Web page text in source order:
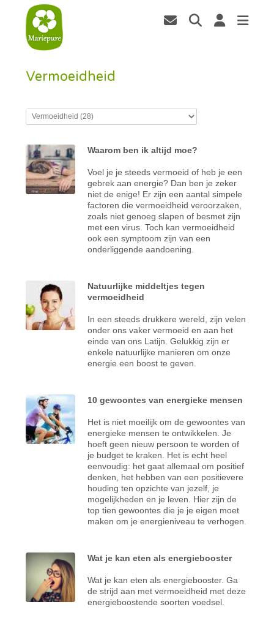
Vermoeidheid
Waarom ben ik altijd moe?
Voel je je steeds vermoeid of heb je een
gebrek aan energie? Dan ben je zeker
niet de enige! Er zijn een aantal simpele
factoren die vermoeidheid veroorzaken,
zoals niet genoeg slapen of besmet zijn
met een virus. Toch kan vermoeidheid
ook een symptoom zijn van een
onderliggende aandoening.
Natuurlijke middeltjes tegen
vermoeidheid
In een steeds drukkere wereld, zijn velen
onder ons vaker vermoeid en aan het
einde van ons Latijn. Gelukkig zijn er
enkele natuurlijke manieren om onze
energie een boost te geven.
10 gewoontes van energieke mensen
Het is niet moeilijk om de gewoontes van
energieke mensen te ontwikkelen. Je
hoeft geen nieuw persoon te worden of
je budget te kraken. Het is echt heel
eenvoudig: het gaat allemaal om positief
denken, het hebben van een positievere
houding ten opzichte van jezelf, je
mogelijkheden en je leven. Hier zijn de
top tien gewoontes die je je eigen moet
maken om je energieniveau te verhogen.
Wat je kan eten als energiebooster
Wat je kan eten als energiebooster. Ga
de strijd aan met vermoeidheid met deze
energieboostende soorten voedsel.